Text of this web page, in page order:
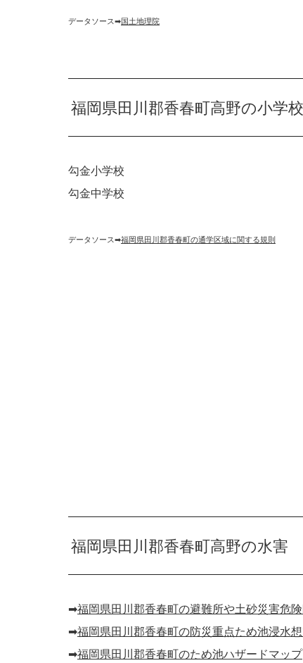
データソース➡︎国土地理院
福岡県田川郡香春町高野の小学
勾金小学校
勾金中学校
データソース➡︎福岡県田川郡香春町の通学区域に関する規則
福岡県田川郡香春町高野の水害
➡︎福岡県田川郡香春町の避難所や土砂災害危
➡︎福岡県田川郡香春町の防災重点ため池浸水想
➡︎福岡県田川郡香春町のため池ハザードマップ